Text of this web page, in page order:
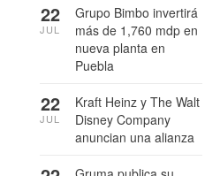
Grupo Bimbo invertirá
más de 1,760 mdp en
nueva planta en
Puebla
22
JUL
Kraft Heinz y The Walt
Disney Company
anuncian una alianza
22
JUL